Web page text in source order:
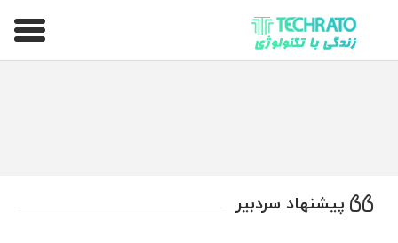
تکراتو – زندگی با تکنولوژی
پیشنهاد سردبیر